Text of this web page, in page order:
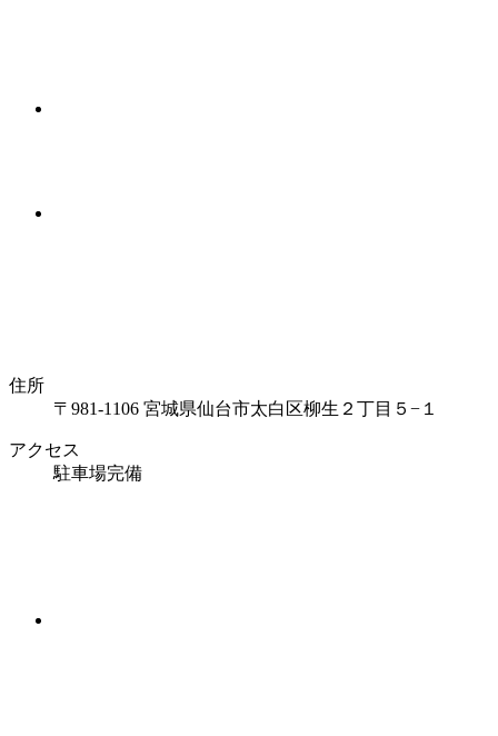
住所
〒981-1106 宮城県仙台市太白区柳生２丁目５−１
アクセス
駐車場完備